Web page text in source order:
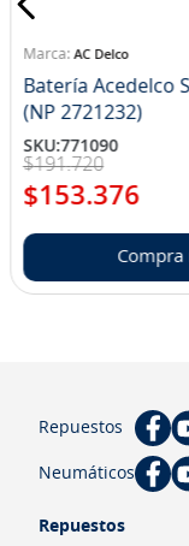
AC Delco
Batería Acedelco
(NP 2721232)
SKU:771090
$191.720
$153.376
Compra
Repuestos
Neumáticos
Repuestos